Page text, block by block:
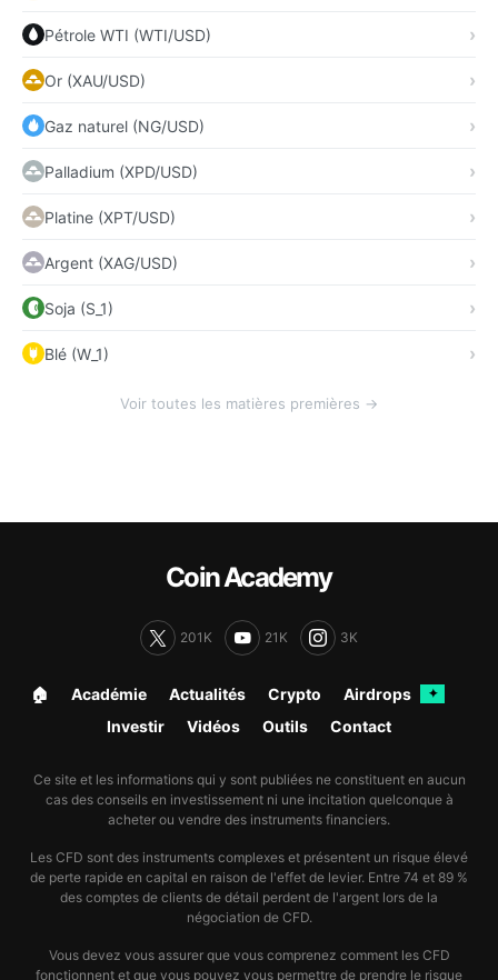
Pétrole WTI (WTI/USD)
Or (XAU/USD)
Gaz naturel (NG/USD)
Palladium (XPD/USD)
Platine (XPT/USD)
Argent (XAG/USD)
Soja (S_1)
Blé (W_1)
Voir toutes les matières premières →
Coin Academy
201K 21K 3K
🏠︎ Académie Actualités Crypto Airdrops ✦
Investir Vidéos Outils Contact
Ce site et les informations qui y sont publiées ne constituent en aucun
cas des conseils en investissement ni une incitation quelconque à
acheter ou vendre des instruments financiers.
Les CFD sont des instruments complexes et présentent un risque élevé
de perte rapide en capital en raison de l'effet de levier. Entre 74 et 89 %
des comptes de clients de détail perdent de l'argent lors de la
négociation de CFD.
Vous devez vous assurer que vous comprenez comment les CFD
fonctionnent et que vous pouvez vous permettre de prendre le risque